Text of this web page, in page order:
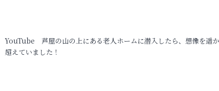
YouTube 芦屋の山の上にある老人ホームに潜入したら、想像を遥
超えていました！